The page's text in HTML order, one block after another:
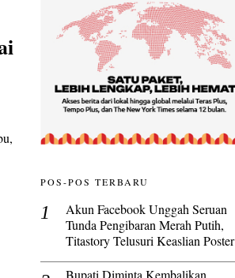
POS-POS TERBARU
Akun Facebook Unggah Seruan
Tunda Pengibaran Merah Putih,
Titastory Telusuri Keaslian Poster
Bupati Diminta Kembalikan